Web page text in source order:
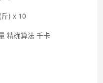
) x 10
精确算法 千卡